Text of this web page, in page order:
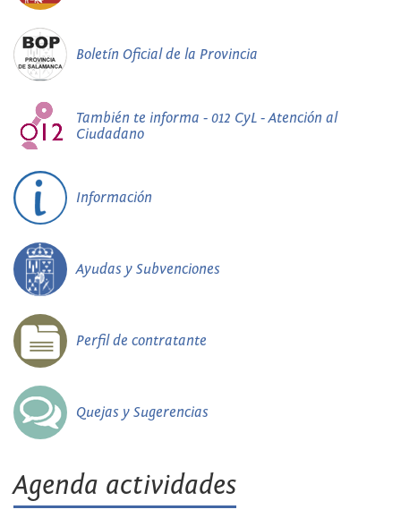
Boletín Oficial de la Provincia
También te informa - 012 CyL - Atención al
Ciudadano
Información
Ayudas y Subvenciones
Perfil de contratante
Quejas y Sugerencias
Agenda actividades